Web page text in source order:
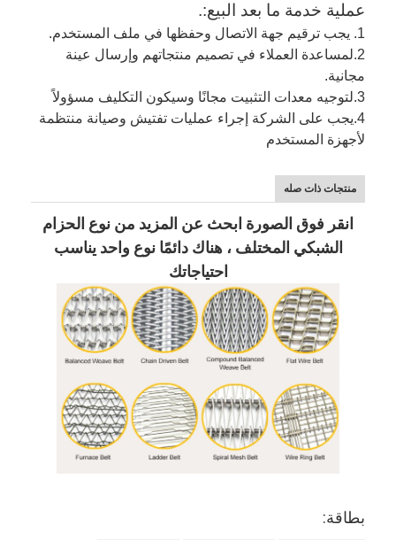
عملية خدمة ما بعد البيع:.
1. يجب ترقيم جهة الاتصال وحفظها في ملف المستخدم.
2. لمساعدة العملاء في تصميم منتجاتهم وإرسال عينة
مجانية.
3. لتوجيه معدات التثبيت مجانًا وسيكون التكليف مسؤولاً
4. يجب على الشركة إجراء عمليات تفتيش وصيانة منتظمة
لأجهزة المستخدم
منتجات ذات صله
انقر فوق الصورة ابحث عن المزيد من نوع الحزام
الشبكي المختلف ، هناك دائمًا نوع واحد يناسب
احتياجاتك
بطاقة: